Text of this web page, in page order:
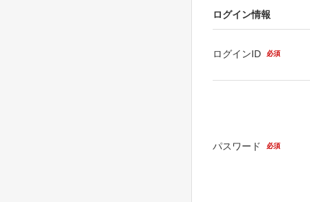
ログイン情報
ログインID 必須
パスワード 必須